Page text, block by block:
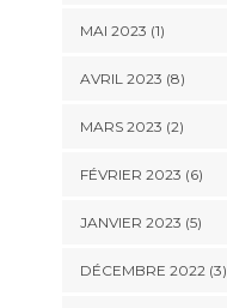
MAI 2023 (1)
AVRIL 2023 (8)
MARS 2023 (2)
FÉVRIER 2023 (6)
JANVIER 2023 (5)
DÉCEMBRE 2022 (3)